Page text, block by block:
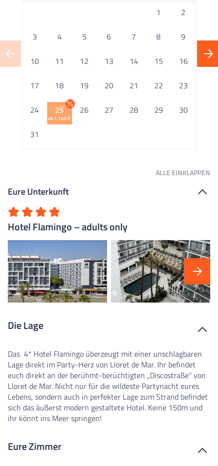
1 2
3 4 5 6 7 8 9
10 11 12 13 14 15 16
17 18 19 20 21 22 23
24 25
ab 1.140 €
26 27 28 29 30
31
ALLE EINKLAPPEN
Eure Unterkunft
Hotel Flamingo – adults only
Die Lage
Das 4* Hotel Flamingo überzeugt mit einer unschlagbaren
Lage direkt im Party-Herz von Lloret de Mar. Ihr befindet
euch direkt an der berühmt-berüchtigten „Discostraße“ von
Lloret de Mar. Nicht nur für die wildeste Partynacht eures
Lebens, sondern auch in perfekter Lage zum Strand befindet
sich das äußerst modern gestaltete Hotel. Keine 150m und
ihr könnt ins Meer springen!
Eure Zimmer